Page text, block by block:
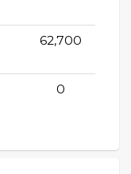
62,700
0